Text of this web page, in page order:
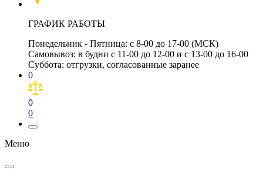
ГРАФИК РАБОТЫ
Понедельник - Пятница: с 8-00 до 17-00 (МСК)
Самовывоз: в будни с 11-00 до 12-00 и с 13-00 до 16-00
Суббота: отгрузки, согласованные заранее
0
0
0
Меню